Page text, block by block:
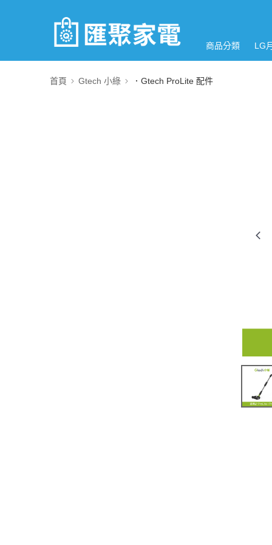
商品分類 LG
首頁 Gtech 小綠 ．Gtech ProLite 配件